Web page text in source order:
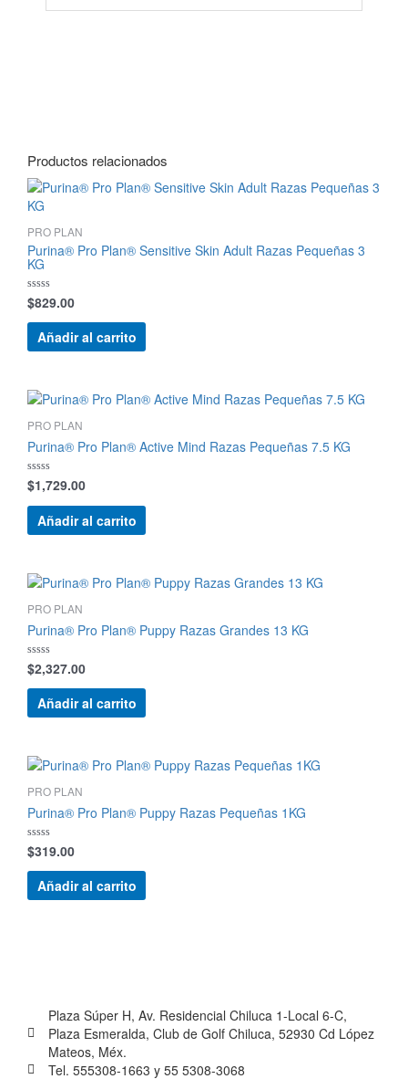
Productos relacionados
PRO PLAN
Purina® Pro Plan® Sensitive Skin Adult Razas Pequeñas 3
KG
Valorado
con
0
$829.00
Añadir al carrito
PRO PLAN
Purina® Pro Plan® Active Mind Razas Pequeñas 7.5 KG
Valorado
con
0
$1,729.00
Añadir al carrito
PRO PLAN
Purina® Pro Plan® Puppy Razas Grandes 13 KG
Valorado
con
0
$2,327.00
Añadir al carrito
PRO PLAN
Purina® Pro Plan® Puppy Razas Pequeñas 1KG
Valorado
con
0
$319.00
Añadir al carrito
Plaza Súper H, Av. Residencial Chiluca 1-Local 6-C,
Plaza Esmeralda, Club de Golf Chiluca, 52930 Cd López
Mateos, Méx.
Tel. 555308-1663 y 55 5308-3068